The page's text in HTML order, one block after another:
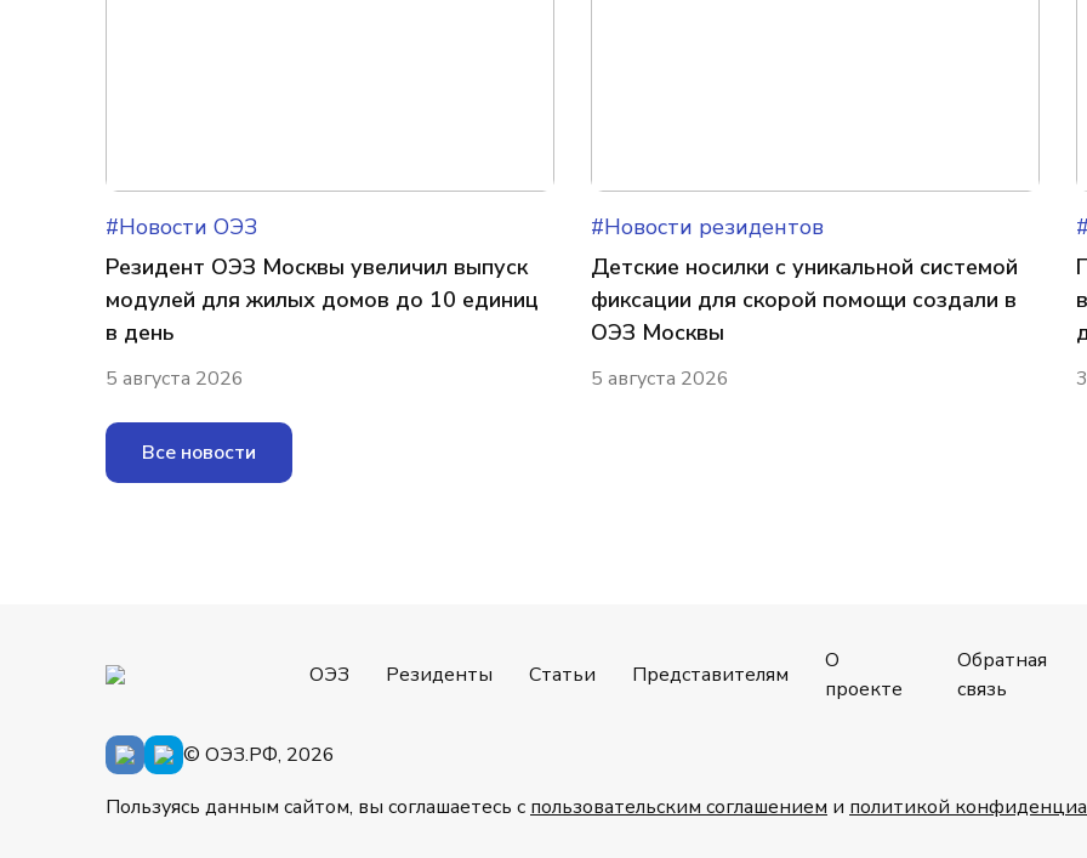
#Новости ОЭЗ
Резидент ОЭЗ Москвы увеличил выпуск
модулей для жилых домов до 10 единиц
в день
5 августа 2026
#Новости резидентов
Детские носилки с уникальной системой
фиксации для скорой помощи создали в
ОЭЗ Москвы
5 августа 2026
Все новости
ОЭЗ Резиденты Статьи Представителям
О
проекте
Обратная
связь
© ОЭЗ.РФ, 2026
Пользуясь данным сайтом, вы соглашаетесь с пользовательским соглашением и политикой